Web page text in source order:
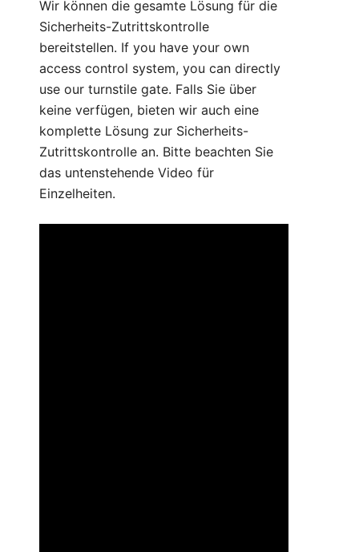
Wir können die gesamte Lösung für die
Sicherheits-Zutrittskontrolle
bereitstellen. If you have your own
access control system, you can directly
use our turnstile gate. Falls Sie über
keine verfügen, bieten wir auch eine
komplette Lösung zur Sicherheits-
Zutrittskontrolle an. Bitte beachten Sie
das untenstehende Video für
Einzelheiten.